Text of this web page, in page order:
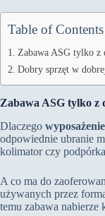
Table of Contents
Zabawa ASG tylko z
Dobry sprzęt w
Zabawa ASG tylko z
Dlaczego
odpowiednie ubranie
kolimator czy
A co ma do
używanych przez
temu zabawa nabierze